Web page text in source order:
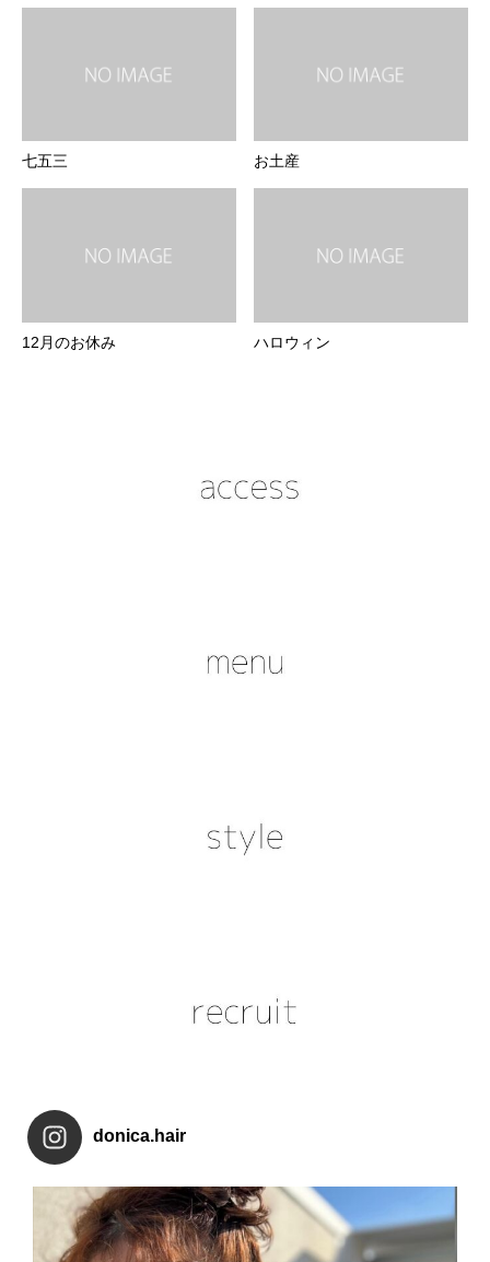
七五三 お土産
12月のお休み ハロウィン
donica.hair